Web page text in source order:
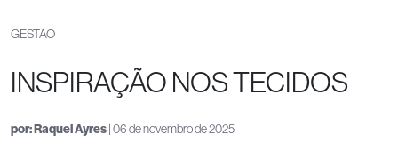
GESTÃO
INSPIRAÇÃO NOS TECIDOS
por:Raquel Ayres| 06 de novembro de 2025